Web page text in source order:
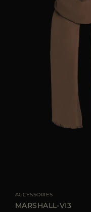
ACCESSORIES
MARSHALL-VI3